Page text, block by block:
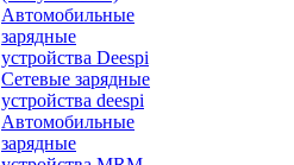
Автомобильные
зарядные
устройства Deespi
Сетевые зарядные
устройства deespi
Автомобильные
зарядные